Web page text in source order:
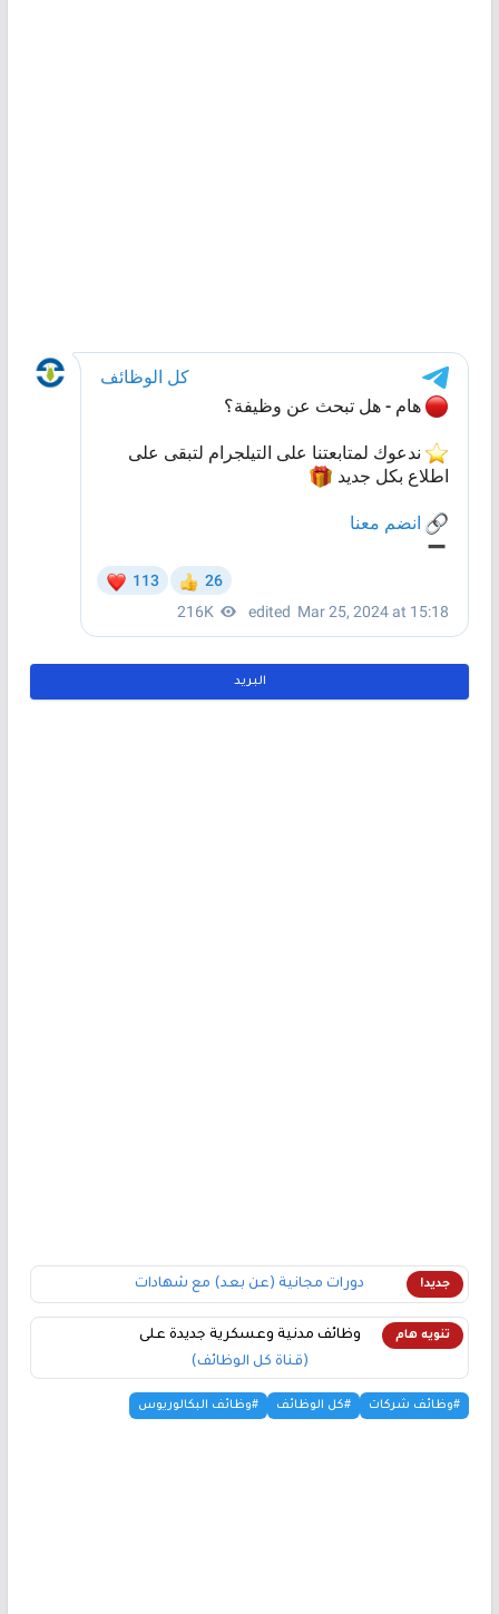
البريد
جديد! دورات مجانية (عن بعد) مع شهادات
تنويه هام
وظائف مدنية وعسكرية جديدة على
(قناة كل الوظائف)
#وظائف شركات #كل الوظائف #وظائف البكالوريوس